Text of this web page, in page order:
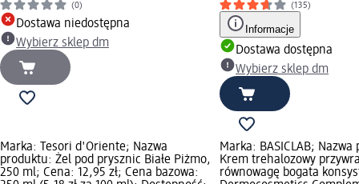
(0)
Dostawa niedostępna
Wybierz sklep dm
(135)
Informacje
Dostawa dostępna
Wybierz sklep dm
Marka: Tesori d'Oriente; Nazwa
produktu: Żel pod prysznic Białe Piżmo,
250 ml; Cena: 12,95 zł; Cena bazowa:
Marka: BASICLAB;
Krem trehalozowy
równowagę bogata